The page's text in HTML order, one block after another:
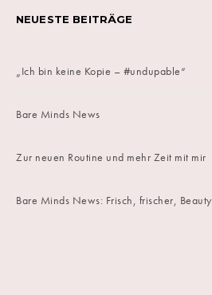
NEUESTE BEITRÄGE
„Ich bin keine Kopie – #undupable“
Bare Minds News
Zur neuen Routine und mehr Zeit mit mir
Bare Minds News: Frisch, frischer, Beauty